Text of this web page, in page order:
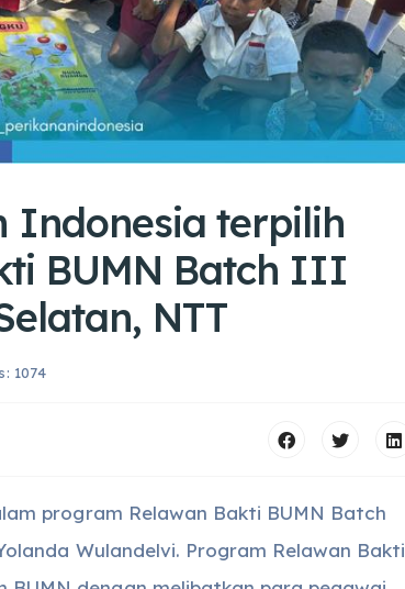
Indonesia terpilih
BUMN Batch III
NTT
1074
program Relawan Bakti BUMN Batch
Wulandelvi. Program Relawan Bakti